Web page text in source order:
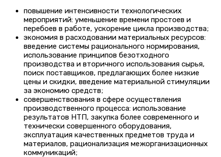
повышение интенсивности технологических
мероприятий: уменьшение времени простоев и
перебоев в работе, ускорение цикла производства;
экономия в расходовании материальных ресурсов:
введение системы рационального нормирования,
использование принципов безотходного
производства и вторичного использования сырья,
поиск поставщиков, предлагающих более низкие
цены и скидки, введение материальной стимуляции
за экономию средств;
совершенствования в сфере осуществления
производственного процесса: использование
результатов НТП, закупка более современного и
технически совершенного оборудования,
эксплуатация качественных предметов труда и
материалов, рационализация межорганизационных
коммуникаций;